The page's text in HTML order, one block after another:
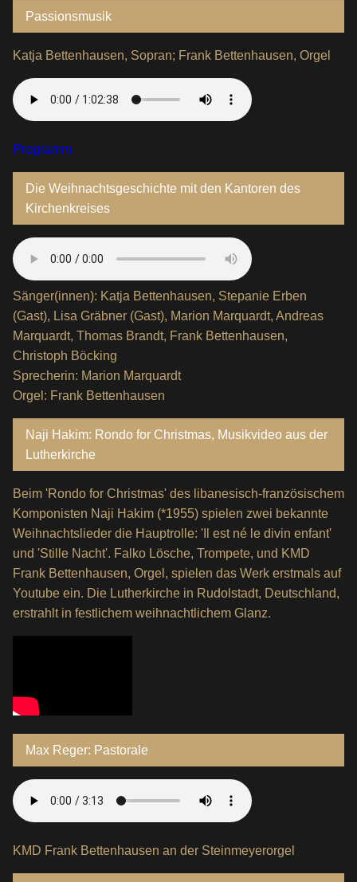
Passionsmusik
Katja Bettenhausen, Sopran; Frank Bettenhausen, Orgel
Programm
Die Weihnachtsgeschichte mit den Kantoren des
Kirchenkreises
Sänger(innen): Katja Bettenhausen, Stepanie Erben
(Gast), Lisa Gräbner (Gast), Marion Marquardt, Andreas
Marquardt, Thomas Brandt, Frank Bettenhausen,
Christoph Böcking
Sprecherin: Marion Marquardt
Orgel: Frank Bettenhausen
Naji Hakim: Rondo for Christmas, Musikvideo aus der
Lutherkirche
Beim 'Rondo for Christmas' des libanesisch-französischem
Komponisten Naji Hakim (*1955) spielen zwei bekannte
Weihnachtslieder die Hauptrolle: 'Il est né le divin enfant'
und 'Stille Nacht'. Falko Lösche, Trompete, und KMD
Frank Bettenhausen, Orgel, spielen das Werk erstmals auf
Youtube ein. Die Lutherkirche in Rudolstadt, Deutschland,
erstrahlt in festlichem weihnachtlichem Glanz.
Max Reger: Pastorale
KMD Frank Bettenhausen an der Steinmeyerorgel